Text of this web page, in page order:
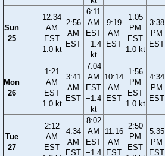
Sun
25
12:34
AM
EST
1.0 kt
2:56
AM
EST
6:11
AM
EST
−1.4
kt
9:19
AM
EST
1:05
PM
EST
1.0 kt
3:38
PM
EST
Mon
26
1:21
AM
EST
1.0 kt
3:41
AM
EST
7:04
AM
EST
−1.4
kt
10:14
AM
EST
1:56
PM
EST
1.0 kt
4:34
PM
EST
Tue
27
2:12
AM
EST
4:34
AM
EST
8:02
AM
EST
−1.4
11:16
AM
EST
2:50
PM
EST
5:35
PM
EST